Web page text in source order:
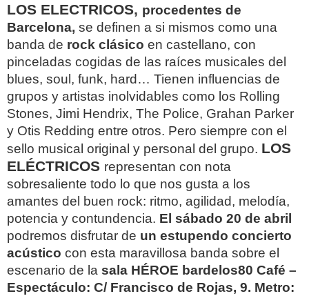
LOS ELECTRICOS, procedentes de
Barcelona, se definen a si mismos como una
banda de rock clásico en castellano, con
pinceladas cogidas de las raíces musicales del
blues, soul, funk, hard… Tienen influencias de
grupos y artistas inolvidables como los Rolling
Stones, Jimi Hendrix, The Police, Grahan Parker
y Otis Redding entre otros. Pero siempre con el
sello musical original y personal del grupo. LOS
ELÉCTRICOS representan con nota
sobresaliente todo lo que nos gusta a los
amantes del buen rock: ritmo, agilidad, melodía,
potencia y contundencia. El sábado 20 de abril
podremos disfrutar de un estupendo concierto
acústico con esta maravillosa banda sobre el
escenario de la sala HÉROE bardelos80 Café –
Espectáculo: C/ Francisco de Rojas, 9. Metro: